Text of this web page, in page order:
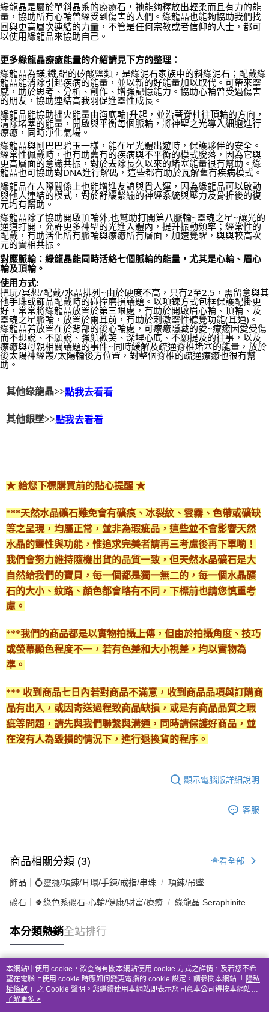
免運費
綠龍晶是屬於單斜晶系的療癒石，祂能夠釋放出輕柔而且有力的能
量，協助所有心輪曾經受到傷害的人們。綠龍晶也能夠協助我們找
回與更高層次連結的力量，不管是任何宗教或者信仰的人士，都可
以使用綠龍晶來協助自己。
更多綠龍晶療癒能量的介紹請見下方的整理：
綠龍晶為鎂,鐵,鋁的矽酸鹽類，是綠泥石家族中的斜綠泥石；配戴綠
龍晶能消除引起疾病的能量，並以新的好能量加以取代。可帶來靈
感，助於思考、分析、創作、增強記憶能力。協助心輪曾受過傷害
的朋友，協助連結高我羽促進靈性成長。
綠龍晶能協助拙火能量由海底輪]升起，並沿著脊柱往頂輪的方向，
清除堵塞的能量，開啟與平衡每個脈輪，將神聖之光導入細胞進行
療癒，同時淨化氣場。
綠龍晶與剛巴巴碧玉一樣，能在星光體出遊時，保護夥伴的安全。
經常性佩戴時，也有助舊有的疾病與不平衡的模式脫落，因為它與
更高層面的意識共振，對於去除長久以來的堵塞能量很有幫助。綠
龍晶也可協助對DNA進行解碼，這些都有助於瓦解舊有疾病模式。
綠龍晶在人際關係上也能增進友誼與貴人運，因為綠龍晶可以啟動
與他人連結的模式，對於舒緩緊繃的神經系統與壓力及骨折後的復
元均有幫助。
綠龍晶除了協助開啟頂輪外,也幫助打開第八脈輪~靈魂之星~讓光的
通道打開，允許更多神聖的光進入體內，提升振動頻率；經常性的
配戴，有助活化所有脈輪與療癒所有層面，加速覺醒，與與較高次
元的實相共振。
對應脈輪：綠龍晶能同時活絡七個脈輪的能量，尤其是心輪、眉心
輪及頂輪。
使用方式:
把玩/冥想/配戴/水晶排列~由於硬度不高，只有2至2.5，需留意與其
他手珠或飾品配戴時的碰撞磨損議題。以項鍊方式包框保護配掛更
好，常常將綠龍晶放置於第三眼處，有助於開啟眉心輪、頂輪、及
靈魂之星脈輪，放置於兩耳前，有助於刺激靈性聽覺功能(耳通)。
綠龍晶若放置在於背部的後心輪處，可療癒隱藏的愛~療癒因愛受傷
而不想說、不願說、強顏歡笑、深埋心底、不願提及的往事，以及
療癒與母親相關議題的事件~同時緩解及疏通脊椎堵塞的能量，放於
後太陽神經叢/太陽輪後方位置，對整個脊椎的疏通療癒也很有幫
助。
其他綠龍晶>>點我去看看
其他銀墜>>點我去看看
★ 給您下標購買前的貼心提醒 ★
***天然水晶礦石難免會有礦痕、冰裂紋、雲霧、色帶或礦缺
等之呈現，均屬正常，並非為瑕疵品，這些並不會影響天然
水晶的靈性與功能，惟追求完美者請再三考慮後再下單喲！
我們會努力維持隨機出貨的品質一致，但天然水晶礦石是大
自然給我們的寶貝，每一個都是獨一無二的，每一個水晶礦
石的大小、紋路、顏色都會略有不同，下標前也請您慎重考
慮。
***我們的商品都是以實物拍攝上傳，但由於拍攝角度、技巧
或螢幕顯色程度不一，若有色差和大小視差，均以實物為
準。
*** 收到商品七日內若對商品不滿意，收到商品品項與訂購商
品有出入，或因寄送過程致商品缺損，或是有商品品質之瑕
疵等問題，請先與我們聯繫與溝通，同時請保護好商品，並
在沒有人為毀損的情況下，進行退換貨的程序。
顯示電腦版詳細說明
客服
商品相關分類 (3) 查看全部
飾品｜💍靈擺/項鍊/耳環/手鍊/戒指/串珠 項鍊/吊墜
礦石｜🍀綠色系礦石-心輪/健康/財富/療癒 綠龍晶 Seraphinite
本分類熱銷全站排行
熱門標籤
本網站中使用 cookie，欲查詢有關本網站使用 cookie 方式之詳情，及若您不希
望在電腦上使用 cookie 時應如何變更電腦的 cookie 設定，請參閱本網站「 隱私
權條款 」之 Cookie 聲明。您繼續使用本網站即表示您同意本公司得按本網站使
用條款之 Cookie 聲明使用 cookie。
了解更多 >